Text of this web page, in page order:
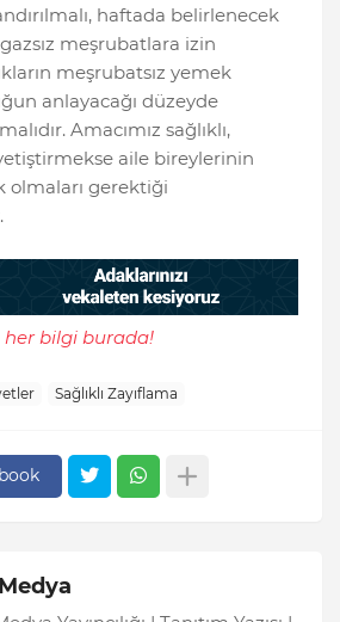
haftada belirlenecek
gazsız meşrubatlara izin
meşrubatsız yemek
anlayacağı düzeyde
Amacımız sağlıklı,
aile bireylerinin
olmaları gerektiği
her bilgi burada!
Sağlıklı Zayıflama